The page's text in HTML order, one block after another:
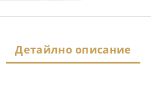
Детайлно описание